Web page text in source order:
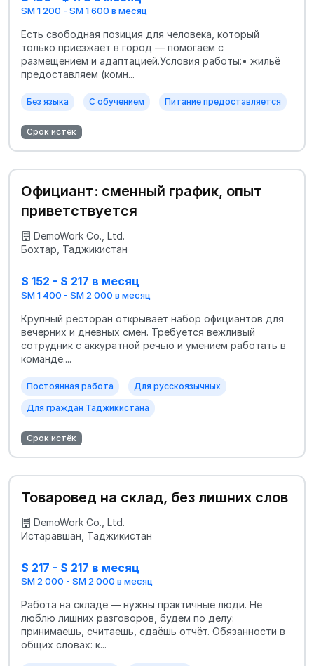
SM 1 200 - SM 1 600 в месяц
Есть свободная позиция для человека, который
только приезжает в город — помогаем с
размещением и адаптацией.Условия работы:• жильё
предоставляем (комн...
Без языка С обучением Питание предоставляется
Срок истёк
Официант: сменный график, опыт
приветствуется
DemoWork Co., Ltd.
Бохтар, Таджикистан
$ 152 - $ 217 в месяц
SM 1 400 - SM 2 000 в месяц
Крупный ресторан открывает набор официантов для
вечерних и дневных смен. Требуется вежливый
сотрудник с аккуратной речью и умением работать в
команде....
Постоянная работа Для русскоязычных
Для граждан Таджикистана
Срок истёк
Товаровед на склад, без лишних слов
DemoWork Co., Ltd.
Истаравшан, Таджикистан
$ 217 - $ 217 в месяц
SM 2 000 - SM 2 000 в месяц
Работа на складе — нужны практичные люди. Не
люблю лишних разговоров, будем по делу:
принимаешь, считаешь, сдаёшь отчёт. Обязанности в
общих словах: к...